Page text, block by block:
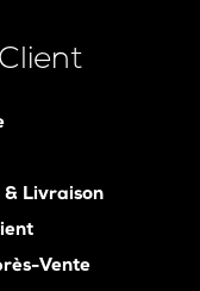
& Livraison
Vente